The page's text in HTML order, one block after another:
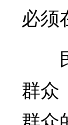
必须
民
群众